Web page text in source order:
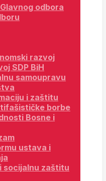
odbora
razvoj
SDP BiH
samoupravu
i zaštitu
borbe
Bosne i
ustava i
socijalnu zaštitu